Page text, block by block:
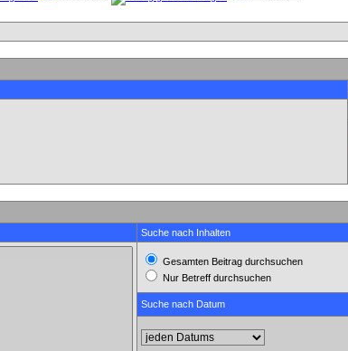
Suche nach Inhalten
Gesamten Beitrag durchsuchen
Nur Betreff durchsuchen
Suche nach Datum